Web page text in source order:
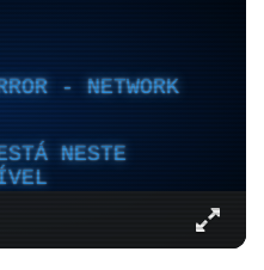
- NETWORK
NESTE